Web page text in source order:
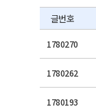
글번호
1780270
1780262
1780193